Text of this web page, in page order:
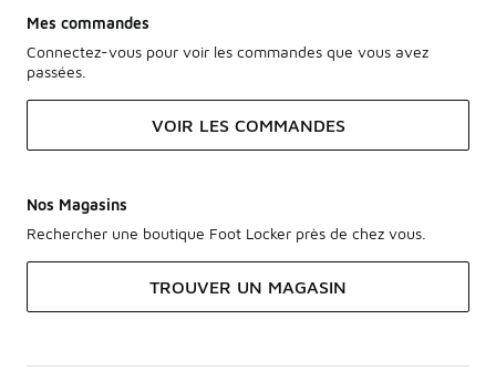
Mes commandes
Connectez-vous pour voir les commandes que vous avez
passées.
VOIR LES COMMANDES
Nos Magasins
Rechercher une boutique Foot Locker près de chez vous.
TROUVER UN MAGASIN